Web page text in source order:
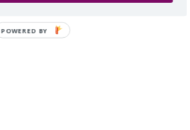
POWERED BY